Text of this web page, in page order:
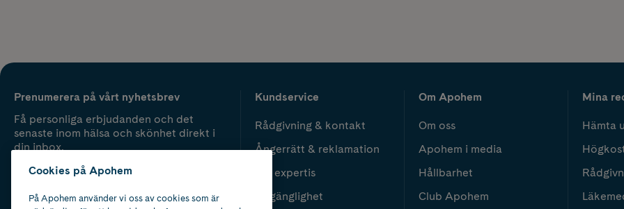
Prenumerera på vårt nyhetsbrev
Få personliga erbjudanden och det
senaste inom hälsa och skönhet direkt i
din inbox.
Kundservice
Rådgivning & kontakt
Ångerrätt & reklamation
Vår expertis
Tillgänglighet
Om Apohem
Om oss
Apohem i media
Hållbarhet
Club Apohem
Mina
Hämta
Cookies på Apohem
På Apohem använder vi oss av cookies som är